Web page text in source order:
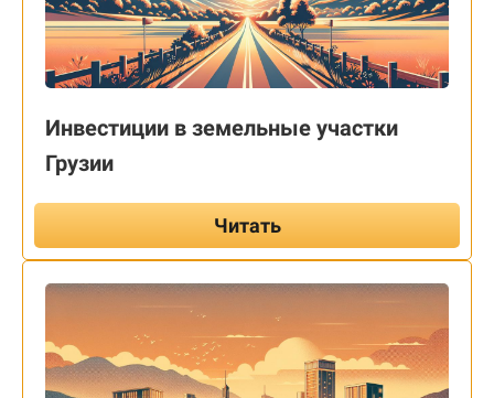
Инвестиции в земельные участки
Грузии
Читать